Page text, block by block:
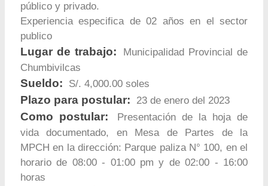
público y privado.
Experiencia especifica de 02 años en el sector
publico
Lugar de trabajo:
Municipalidad Provincial de
Chumbivilcas
Sueldo: S/. 4,000.00 soles
Plazo para postular: 23 de enero del 2023
Como postular:
Presentación de la hoja de
vida documentado, en Mesa de Partes de la
MPCH en la dirección: Parque paliza N° 100, en el
horario de 08:00 - 01:00 pm y de 02:00 - 16:00
horas